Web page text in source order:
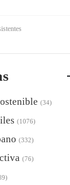
(34)
(1076)
(332)
(76)